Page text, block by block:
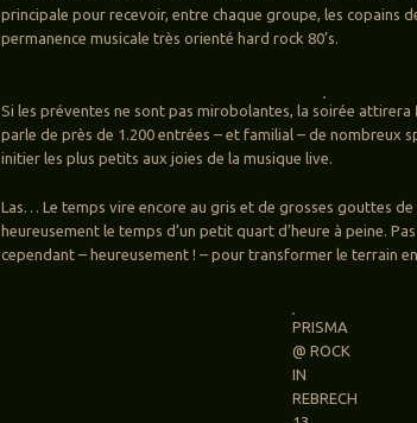
principale pour recevoir, entre chaque groupe, les copains
permanence musicale très orienté hard rock 80’s.
Si les préventes ne sont pas mirobolantes, la soirée attirera
parle de près de 1.200 entrées – et familial – de nombreux
initier les plus petits aux joies de la musique live.
Las… Le temps vire encore au gris et de grosses gouttes
heureusement le temps d’un petit quart d’heure à peine.
cependant – heureusement ! – pour transformer le terrain
PRISMA
@ ROCK
IN
REBRECH